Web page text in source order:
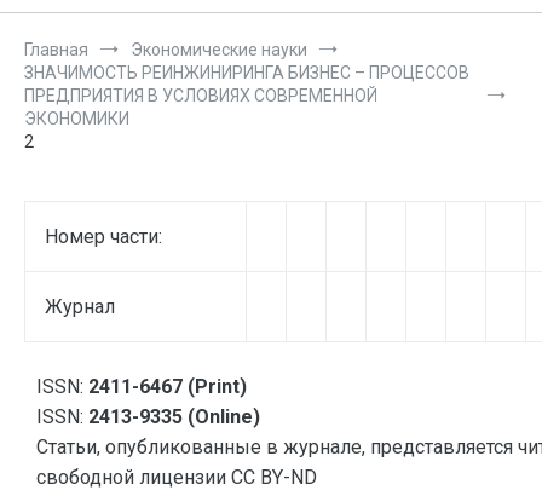
Главная
Экономические науки
ЗНАЧИМОСТЬ РЕИНЖИНИРИНГА БИЗНЕС – ПРОЦЕССОВ
ПРЕДПРИЯТИЯ В УСЛОВИЯХ СОВРЕМЕННОЙ
ЭКОНОМИКИ
2
Номер части:
Журнал
ISSN: 2411-6467 (Print)
ISSN: 2413-9335 (Online)
Статьи, опубликованные в журнале, представляется
свободной лицензии CC BY-ND